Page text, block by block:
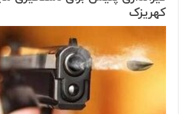
کهریزک